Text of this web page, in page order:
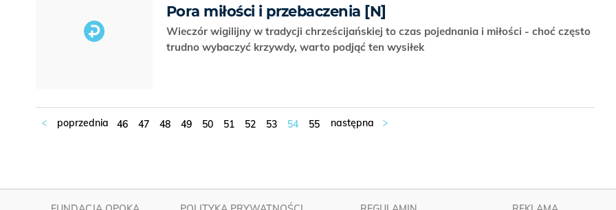
Pora miłości i przebaczenia [N]
Wieczór wigilijny w tradycji chrześcijańskiej to czas pojednania i miłości - choć często
trudno wybaczyć krzywdy, warto podjąć ten wysiłek
46 47 48 49 50 51 52 53 54 55